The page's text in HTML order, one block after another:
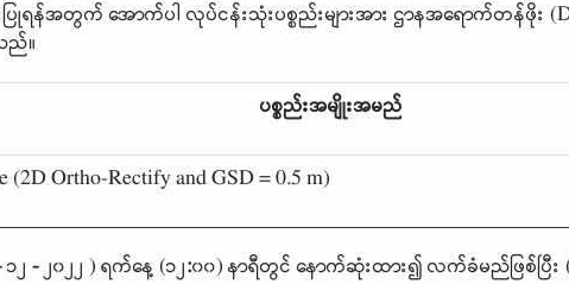
ြုရန်အတွက် အောက်ပါ လုပ်ငန်းသုံးပစ္စည်းများအား ဌာနအရောက်တန်ဖိုး
ည်။
ပစ္စည်းအမျိုးအမည်
(2D Ortho-Rectify and GSD = 0.5 m)
၁၂ - ၂၀၂၂ ) ရက်နေ့ (၁၂:၀၀) နာရီတွင် နောက်ဆုံးထား၍ လက်ခံမည်ဖြစ်ပြီး